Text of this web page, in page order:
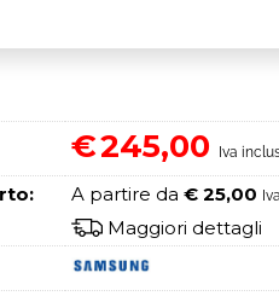
sul pulsante "Accedi"
Password:
€245,00 Iva
A partire da € 25,00
Maggiori dettagli